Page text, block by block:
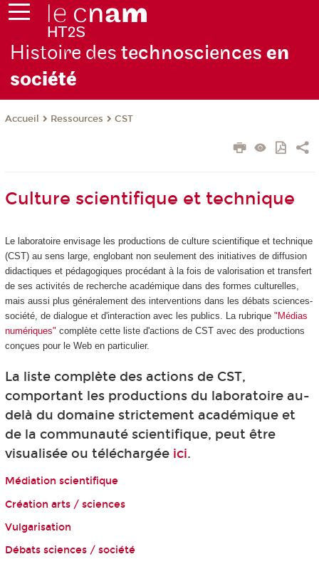
Histoire des technosciences en
société
Accueil Ressources CST
Culture scientifique et technique
Le laboratoire envisage les productions de culture scientifique et technique
(CST) au sens large, englobant non seulement des initiatives de diffusion
didactiques et pédagogiques procédant à la fois de valorisation et transfert
de ses activités de recherche académique dans des formes culturelles,
mais aussi plus généralement des interventions dans les débats sciences-
société, de dialogue et d'interaction avec les publics. La rubrique "Médias
numériques" complète cette liste d'actions de CST avec des productions
conçues pour le Web en particulier.
La liste complète des actions de CST,
comportant les productions du laboratoire au-
delà du domaine strictement académique et
de la communauté scientifique, peut être
visualisée ou téléchargée ici.
Médiation scientifique
Création arts / sciences
Vulgarisation
Débats sciences / société